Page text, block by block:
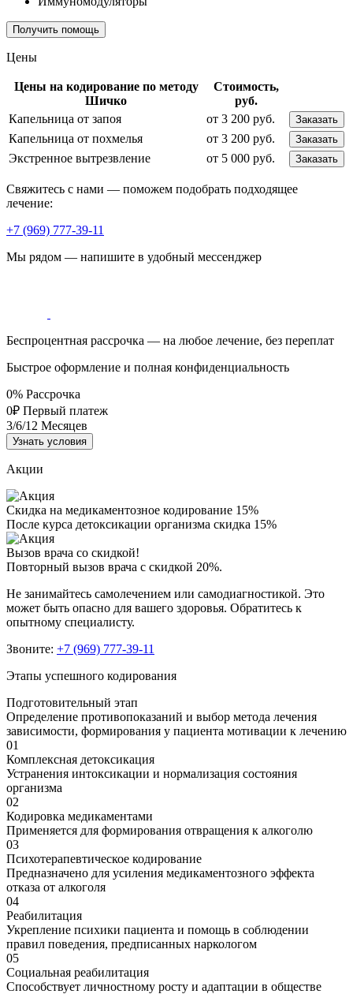
Получить помощь
Цены
Цены на кодирование по методу
Шичко
Стоимость,
руб.
Капельница от запоя
от 3 200 руб. Заказать
Капельница от похмелья от 3 200 руб. Заказать
Экстренное вытрезвление от 5 000 руб. Заказать
Свяжитесь с нами — поможем подобрать подходящее
лечение:
+7 (969) 777-39-11
Мы рядом — напишите в удобный мессенджер
Беспроцентная рассрочка — на любое лечение, без переплат
Быстрое оформление и полная конфиденциальность
0% Рассрочка
0₽ Первый платеж
3/6/12 Месяцев
Узнать условия
Акции
Скидка на медикаментозное кодирование 15%
После курса детоксикации организма скидка 15%
Вызов врача со скидкой!
Повторный вызов врача с скидкой 20%.
Не занимайтесь самолечением или самодиагностикой. Это
может быть опасно для вашего здоровья. Обратитесь к
опытному специалисту.
Звоните: +7 (969) 777-39-11
Этапы успешного кодирования
Подготовительный этап
Определение противопоказаний и выбор метода лечения
зависимости, формирования у пациента мотивации к лечению
01
Комплексная детоксикация
Устранения интоксикации и нормализация состояния
организма
02
Кодировка медикаментами
Применяется для формирования отвращения к алкоголю
03
Психотерапевтическое кодирование
Предназначено для усиления медикаментозного эффекта
отказа от алкоголя
04
Реабилитация
Укрепление психики пациента и помощь в соблюдении
правил поведения, предписанных наркологом
05
Социальная реабилитация
Способствует личностному росту и адаптации в обществе